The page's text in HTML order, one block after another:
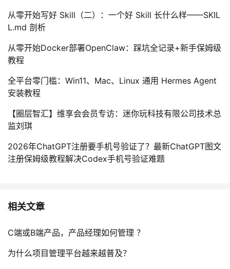
从零开始写好 Skill（二）：一个好 Skill 长什么样——SKIL
L.md 剖析
从零开始Docker部署OpenClaw：踩坑全记录+新手保姆级
教程
全平台零门槛：Win11、Mac、Linux 通用 Hermes Agent
安装教程
【圈层智汇】维享会会员专访：迷你玩科技有限公司技术总
监刘琪
2026年ChatGPT注册要手机号验证了？最新ChatGPT图文
注册保姆级教程解决Codex手机号验证难题
相关文章
C端或B端产品，产品经理如何管理 ？
为什么项目管理平台越来越普及？